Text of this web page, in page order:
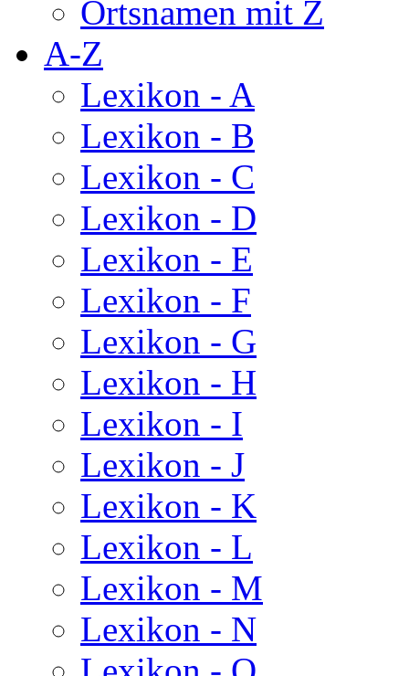
Ortsnamen mit Z
A-Z
Lexikon - A
Lexikon - B
Lexikon - C
Lexikon - D
Lexikon - E
Lexikon - F
Lexikon - G
Lexikon - H
Lexikon - I
Lexikon - J
Lexikon - K
Lexikon - L
Lexikon - M
Lexikon - N